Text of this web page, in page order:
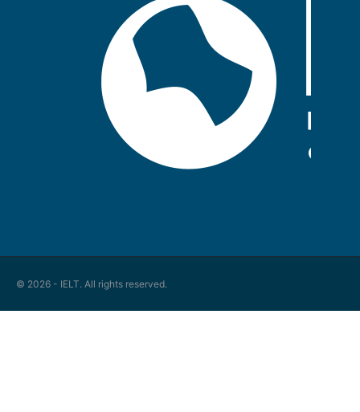
© 2026 - IELT. All rights reserved.